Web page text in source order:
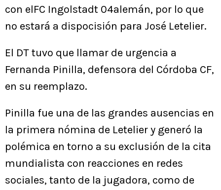
con elFC Ingolstadt 04alemán, por lo que
no estará a dispocisión para José Letelier.
El DT tuvo que llamar de urgencia a
Fernanda Pinilla, defensora del Córdoba CF,
en su reemplazo.
Pinilla fue una de las grandes ausencias en
la primera nómina de Letelier y generó la
polémica en torno a su exclusión de la cita
mundialista con reacciones en redes
sociales, tanto de la jugadora, como de